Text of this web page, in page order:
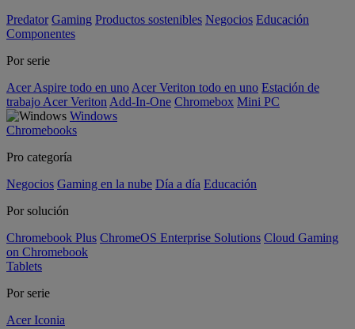
Predator Gaming Productos sostenibles Negocios Educación
Componentes
Por serie
Acer Aspire todo en uno Acer Veriton todo en uno Estación de
trabajo Acer Veriton Add-In-One Chromebox Mini PC
Windows
Chromebooks
Pro categoría
Negocios Gaming en la nube Día a día Educación
Por solución
Chromebook Plus ChromeOS Enterprise Solutions Cloud Gaming
on Chromebook
Tablets
Por serie
Acer Iconia